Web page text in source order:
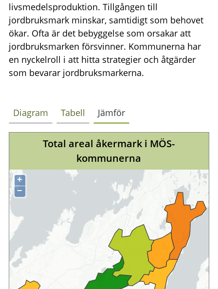
livsmedelsproduktion. Tillgången till
jordbruksmark minskar, samtidigt som behovet
ökar. Ofta är det bebyggelse som orsakar att
jordbruksmarken försvinner. Kommunerna har
en nyckelroll i att hitta strategier och åtgärder
som bevarar jordbruksmarkerna.
Diagram Tabell Jämför
Total areal åkermark i MÖS-
kommunerna
+
−